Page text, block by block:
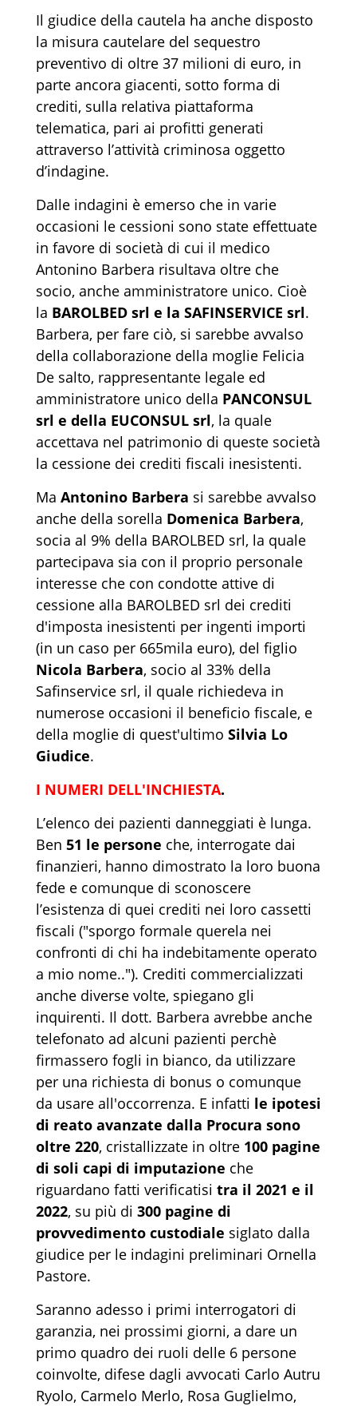
Il giudice della cautela ha anche disposto
la misura cautelare del sequestro
preventivo di oltre 37 milioni di euro, in
parte ancora giacenti, sotto forma di
crediti, sulla relativa piattaforma
telematica, pari ai profitti generati
attraverso l’attività criminosa oggetto
d’indagine.
Dalle indagini è emerso che in varie
occasioni le cessioni sono state effettuate
in favore di società di cui il medico
Antonino Barbera risultava oltre che
socio, anche amministratore unico. Cioè
la BAROLBED srl e la SAFINSERVICE srl.
Barbera, per fare ciò, si sarebbe avvalso
della collaborazione della moglie Felicia
De salto, rappresentante legale ed
amministratore unico della PANCONSUL
srl e della EUCONSUL srl, la quale
accettava nel patrimonio di queste società
la cessione dei crediti fiscali inesistenti.
Ma Antonino Barbera si sarebbe avvalso
anche della sorella Domenica Barbera,
socia al 9% della BAROLBED srl, la quale
partecipava sia con il proprio personale
interesse che con condotte attive di
cessione alla BAROLBED srl dei crediti
d'imposta inesistenti per ingenti importi
(in un caso per 665mila euro), del figlio
Nicola Barbera, socio al 33% della
Safinservice srl, il quale richiedeva in
numerose occasioni il beneficio fiscale, e
della moglie di quest'ultimo Silvia Lo
Giudice.
I NUMERI DELL'INCHIESTA.
L’elenco dei pazienti danneggiati è lunga.
Ben 51 le persone che, interrogate dai
finanzieri, hanno dimostrato la loro buona
fede e comunque di sconoscere
l’esistenza di quei crediti nei loro cassetti
fiscali ("sporgo formale querela nei
confronti di chi ha indebitamente operato
a mio nome.."). Crediti commercializzati
anche diverse volte, spiegano gli
inquirenti. Il dott. Barbera avrebbe anche
telefonato ad alcuni pazienti perchè
firmassero fogli in bianco, da utilizzare
per una richiesta di bonus o comunque
da usare all'occorrenza. E infatti le ipotesi
di reato avanzate dalla Procura sono
oltre 220, cristallizzate in oltre 100 pagine
di soli capi di imputazione che
riguardano fatti verificatisi tra il 2021 e il
2022, su più di 300 pagine di
provvedimento custodiale siglato dalla
giudice per le indagini preliminari Ornella
Pastore.
Saranno adesso i primi interrogatori di
garanzia, nei prossimi giorni, a dare un
primo quadro dei ruoli delle 6 persone
coinvolte, difese dagli avvocati Carlo Autru
Ryolo, Carmelo Merlo, Rosa Guglielmo,